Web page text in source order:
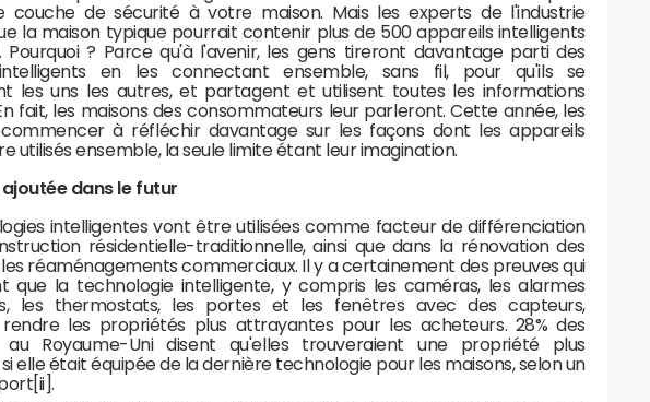
couche de sécurité à votre maison. Mais les experts de l'industrie
la maison typique pourrait contenir plus de 500 appareils intelligents
Pourquoi ? Parce qu'à l'avenir, les gens tireront davantage parti des
en les connectant ensemble, sans fil, pour qu'ils se
les uns les autres, et partagent et utilisent toutes les informations
fait, les maisons des consommateurs leur parleront. Cette année, les
à réfléchir davantage sur les façons dont les appareils
utilisés ensemble, la seule limite étant leur imagination.
ajoutée dans le futur
intelligentes vont être utilisées comme facteur de différenciation
résidentielle-traditionnelle, ainsi que dans la rénovation des
réaménagements commerciaux. Il y a certainement des preuves qui
que la technologie intelligente, y compris les caméras, les alarmes
les thermostats, les portes et les fenêtres avec des capteurs,
les propriétés plus attrayantes pour les acheteurs. 28% des
au Royaume-Uni disent qu'elles trouveraient une propriété plus
elle était équipée de la dernière technologie pour les maisons, selon un